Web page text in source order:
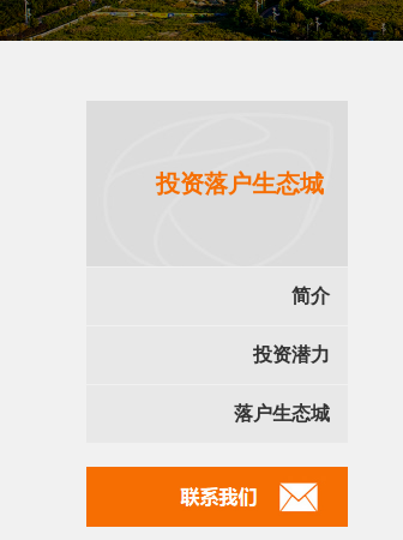
投资落户生态城
简介
投资潜力
落户生态城